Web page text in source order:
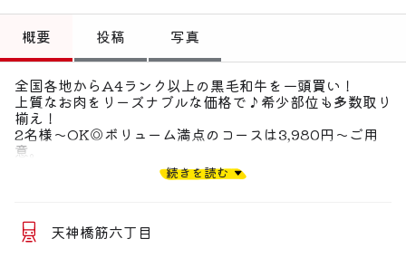
トップ
偏愛コミュニティ
投稿
偏愛記事
偏愛スポット
概要 投稿 写真
全国各地からA4ランク以上の黒毛和牛を一頭買い！
上質なお肉をリーズナブルな価格で♪希少部位も多数取り
揃え！
2名様〜OK◎ボリューム満点のコースは3,980円〜ご用
意。
＜新型コロナウイルス対策万全で営業中＞
■高品質×コスパ抜群な黒毛和牛
続きを読む
天神橋筋六丁目